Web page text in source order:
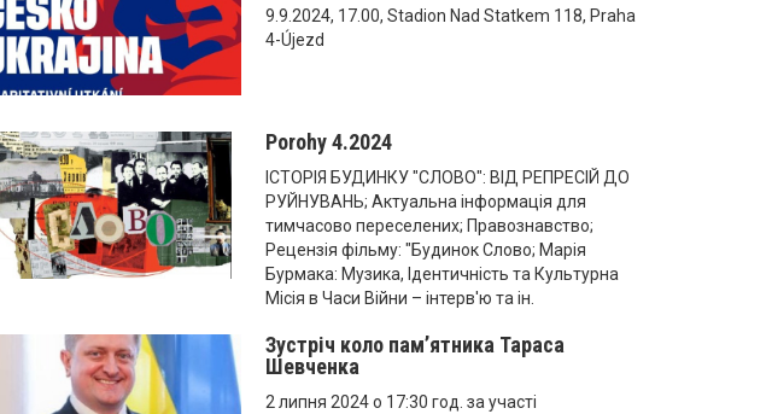
9.9.2024, 17.00, Stadion Nad Statkem 118, Praha
4-Újezd
Porohy 4.2024
ІСТОРІЯ БУДИНКУ "СЛОВО": ВІД РЕПРЕСІЙ ДО
РУЙНУВАНЬ; Актуальна інформація для
тимчасово переселених; Правознавство;
Рецензія фільму: "Будинок Слово; Марія
Бурмака: Музика, Ідентичність та Культурна
Місія в Часи Війни – інтерв'ю та ін.
Зустріч коло пам’ятника Тараса
Шевченка
2 липня 2024 о 17:30 год. за участі